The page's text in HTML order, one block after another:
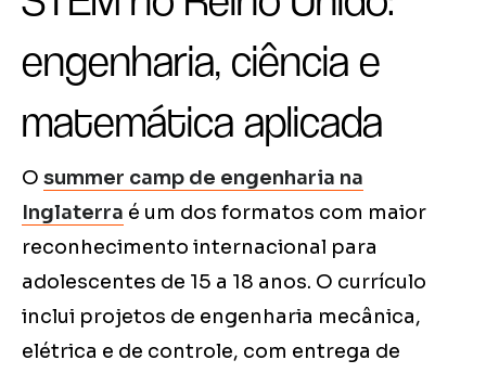
engenharia, ciência e
matemática aplicada
O summer camp de engenharia na
Inglaterra é um dos formatos com maior
reconhecimento internacional para
adolescentes de 15 a 18 anos. O currículo
inclui projetos de engenharia mecânica,
elétrica e de controle, com entrega de